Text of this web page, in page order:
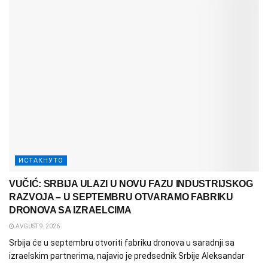
ИСТАКНУТО
VUČIĆ: SRBIJA ULAZI U NOVU FAZU INDUSTRIJSKOG
RAZVOJA – U SEPTEMBRU OTVARAMO FABRIKU
DRONOVA SA IZRAELCIMA
AVGUST 9, 2026
Srbija će u septembru otvoriti fabriku dronova u saradnji sa
izraelskim partnerima, najavio je predsednik Srbije Aleksandar